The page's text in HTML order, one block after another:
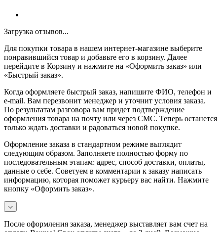
Загрузка отзывов...
Для покупки товара в нашем интернет-магазине выберите
понравившийся товар и добавьте его в корзину. Далее
перейдите в Корзину и нажмите на «Оформить заказ» или
«Быстрый заказ».
Когда оформляете быстрый заказ, напишите ФИО, телефон и
e-mail. Вам перезвонит менеджер и уточнит условия заказа.
По результатам разговора вам придет подтверждение
оформления товара на почту или через СМС. Теперь останется
только ждать доставки и радоваться новой покупке.
Оформление заказа в стандартном режиме выглядит
следующим образом. Заполняете полностью форму по
последовательным этапам: адрес, способ доставки, оплаты,
данные о себе. Советуем в комментарии к заказу написать
информацию, которая поможет курьеру вас найти. Нажмите
кнопку «Оформить заказ».
После оформления заказа, менеджер выставляет вам счет на